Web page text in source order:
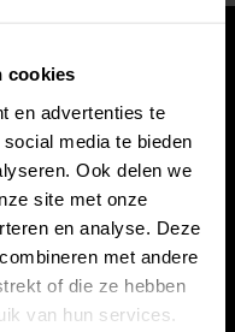
cookies
en advertenties te
media te bieden
Ook delen we
site met onze
en analyse. Deze
met andere
of die ze hebben
van hun services.
van Lelystad en